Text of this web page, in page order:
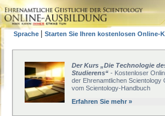
Sprache Starten Sie Ihren kostenlosen Online-
Der Kurs „Die Technologie
Studierens“ - Kostenloser
der Ehrenamtlichen Scientology
vom Scientology-Handbuch
Erfahren Sie mehr »